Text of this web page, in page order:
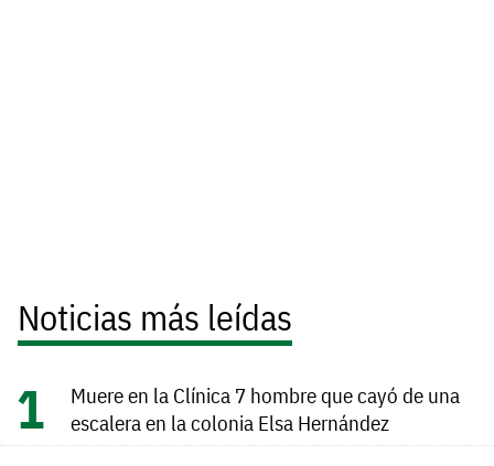
Noticias más leídas
Muere en la Clínica 7 hombre que cayó de una
escalera en la colonia Elsa Hernández